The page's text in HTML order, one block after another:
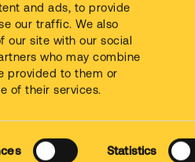
and ads, to provide
our traffic. We also
our site with our social
who may combine
provided to them or
of their services.
Statistics
Branża produkcyjna
Przemysł obróbki metali
Warsztaty blacharsko-